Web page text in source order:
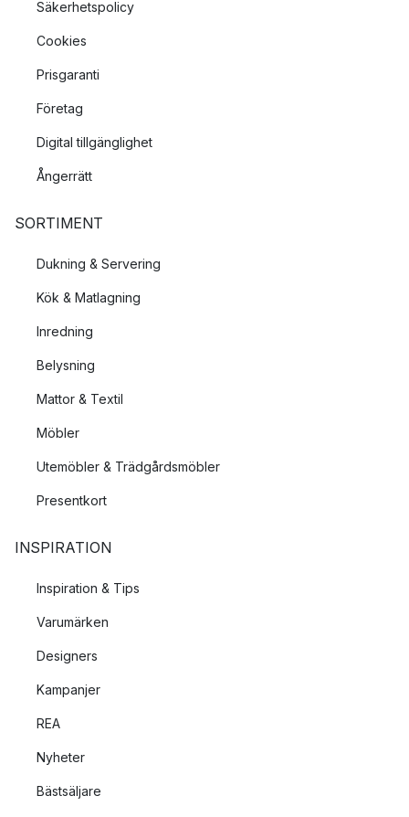
Säkerhetspolicy
Cookies
Prisgaranti
Företag
Digital tillgänglighet
Ångerrätt
SORTIMENT
Dukning & Servering
Kök & Matlagning
Inredning
Belysning
Mattor & Textil
Möbler
Utemöbler & Trädgårdsmöbler
Presentkort
INSPIRATION
Inspiration & Tips
Varumärken
Designers
Kampanjer
REA
Nyheter
Bästsäljare